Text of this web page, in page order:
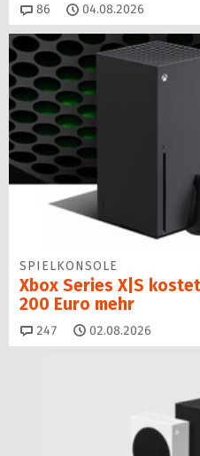
86 Kommentare
04.08.2026
SPIELKONSOLE
Xbox Series X|S
200 Euro mehr
247 Kommentare
02.08.2026